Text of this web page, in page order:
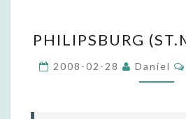
H
L
I
PHILIPSBURG
2008-02-28 Daniel